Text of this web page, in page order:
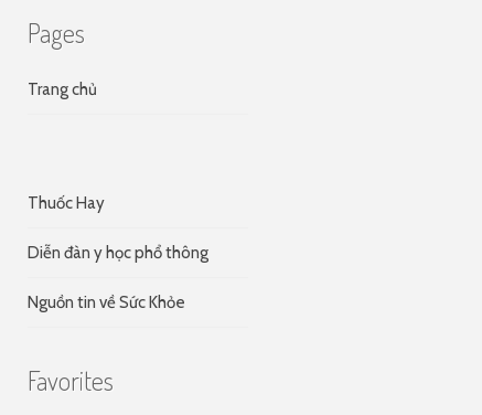
Pages
Trang chủ
Thuốc Hay
Diễn đàn y học phổ thông
Nguồn tin về Sức Khỏe
Favorites